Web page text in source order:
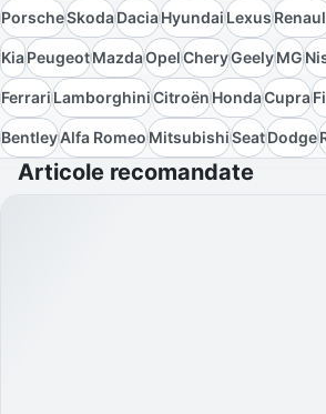
PorscheSkodaDaciaHyundaiLexus
KiaPeugeotMazdaOpelCheryGeelyMG
FerrariLamborghiniCitroënHondaCupra
BentleyAlfa RomeoMitsubishiSeatDodge
Articole recomandate